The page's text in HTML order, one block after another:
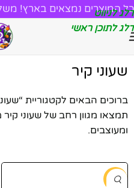
דלג לניווט
דלג לתוכן ראשי
כל המוצרים נמצאים בארץ!
שעוני קיר
ברוכים הבאים לקטגוריית
תמצאו מגוון רחב של שעוני קיר
ומעוצבים.
-10%